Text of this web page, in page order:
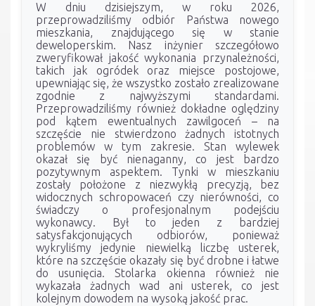
W dniu dzisiejszym, w roku 2026,
przeprowadziliśmy odbiór Państwa nowego
mieszkania, znajdującego się w stanie
deweloperskim. Nasz inżynier szczegółowo
zweryfikował jakość wykonania przynależności,
takich jak ogródek oraz miejsce postojowe,
upewniając się, że wszystko zostało zrealizowane
zgodnie z najwyższymi standardami.
Przeprowadziliśmy również dokładne oględziny
pod kątem ewentualnych zawilgoceń – na
szczęście nie stwierdzono żadnych istotnych
problemów w tym zakresie. Stan wylewek
okazał się być nienaganny, co jest bardzo
pozytywnym aspektem. Tynki w mieszkaniu
zostały położone z niezwykłą precyzją, bez
widocznych schropowaceń czy nierówności, co
świadczy o profesjonalnym podejściu
wykonawcy. Był to jeden z bardziej
satysfakcjonujących odbiorów, ponieważ
wykryliśmy jedynie niewielką liczbę usterek,
które na szczęście okazały się być drobne i łatwe
do usunięcia. Stolarka okienna również nie
wykazała żadnych wad ani usterek, co jest
kolejnym dowodem na wysoką jakość prac.